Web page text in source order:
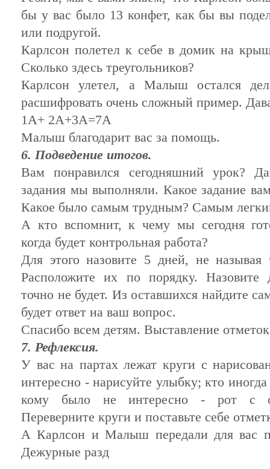
бы у вас было 13 конфет, как бы вы
или подругой.
Карлсон полетел к себе в домик на
Сколько здесь треугольников?
Карлсон улетел, а Малыш остался
расшифровать очень сложный пример.
1А+ 2А+3А=7А
Малыш благодарит вас за помощь.
6. Подведение итогов.
Вам понравился сегодняшний урок?
задания мы выполняли. Какое задание
Какое было самым трудным? Самым
А кто вспомнит, к чему мы сегодня
когда будет контрольная работа?
Для этого назовите 5 дней, не
Расположите их по порядку. Назовите
точно не будет. Из оставшихся найдите
будет ответ на ваш вопрос.
Спасибо всем детям. Выставление
7. Рефлексия.
У вас на партах лежат круги с
интересно - нарисуйте улыбку; кто
кому было не интересно - рот с
Переверните круги и поставьте себе
А Карлсон и Малыш передали для вас
Дежурные разд